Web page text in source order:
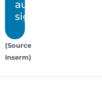
auditive
significative
(Source
Inserm)